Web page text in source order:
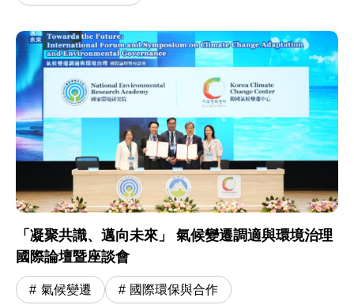
「凝聚共識、邁向未來」 氣候變遷調適與環境治理
國際論壇暨座談會
氣候變遷 國際環保與合作